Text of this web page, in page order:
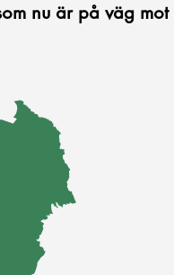
nu är på väg